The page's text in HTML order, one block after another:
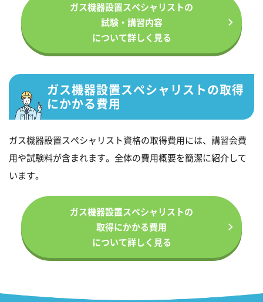
ガス機器設置スペシャリストの
試験・講習内容
について詳しく見る
ガス機器設置スペシャリストの取得
にかかる費用
ガス機器設置スペシャリスト資格の取得費用には、講習会費
用や試験料が含まれます。全体の費用概要を簡潔に紹介して
います。
ガス機器設置スペシャリストの
取得にかかる費用
について詳しく見る